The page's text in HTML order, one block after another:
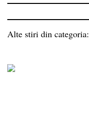
Alte stiri din categoria: